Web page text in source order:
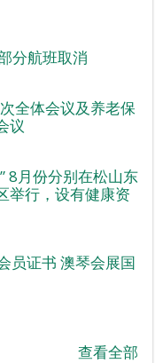
分航班取消
全体会议及养老保
议
8月份分别在松山东
举行，设有健康资
员证书 澳琴会展国
查看全部